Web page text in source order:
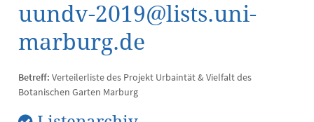
uundv-2019@lists.uni-
marburg.de
Betreff: Verteilerliste des Projekt Urbaintät & Vielfalt des
Botanischen Garten Marburg